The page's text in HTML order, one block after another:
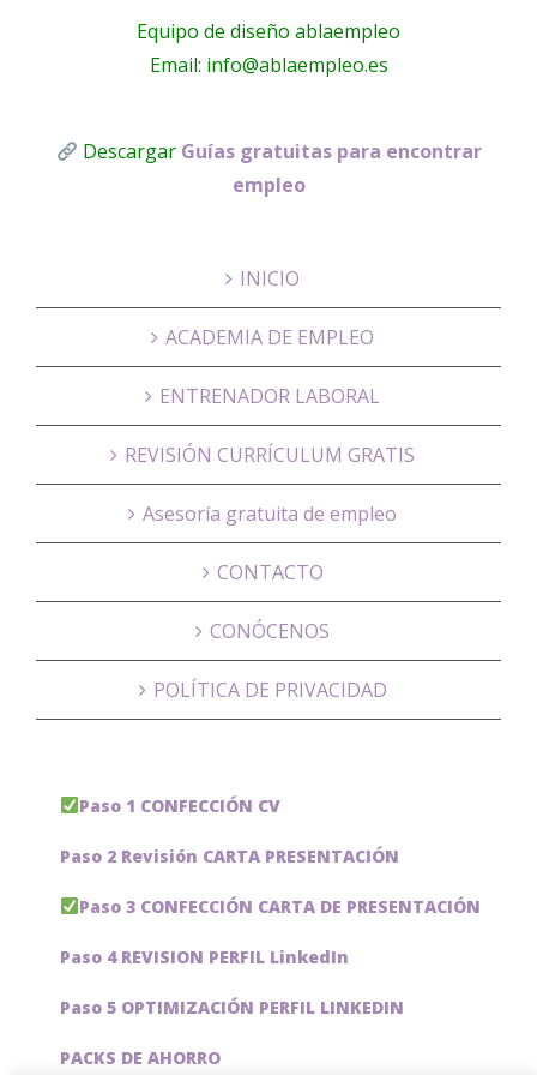
Equipo de diseño ablaempleo
Email: info@ablaempleo.es
Descargar Guías gratuitas para encontrar
empleo
INICIO
ACADEMIA DE EMPLEO
ENTRENADOR LABORAL
REVISIÓN CURRÍCULUM GRATIS
Asesoría gratuita de empleo
CONTACTO
CONÓCENOS
POLÍTICA DE PRIVACIDAD
Paso 1 CONFECCIÓN CV
Paso 2 Revisión CARTA PRESENTACIÓN
Paso 3 CONFECCIÓN CARTA DE PRESENTACIÓN
Paso 4 REVISION PERFIL LinkedIn
Paso 5 OPTIMIZACIÓN PERFIL LINKEDIN
PACKS DE AHORRO